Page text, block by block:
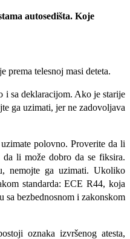
autosedišta. Koje
prema telesnoj masi deteta.
i sa deklaracijom. Ako je starije
ga uzimati, jer ne zadovoljava
polovno. Proverite da li
li može dobro da se fiksira.
nemojte ga uzimati. Ukoliko
standarda: ECE R44, koja
sa bezbednosnom i zakon­skom
oznaka izvršenog atesta,